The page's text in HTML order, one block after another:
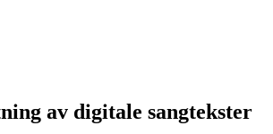
av digitale sangtekster